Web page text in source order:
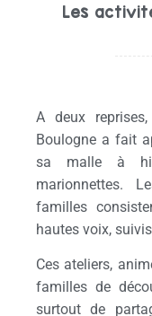
Les
A deux
Boulogne a fait
sa malle à
marionnettes.
familles
hautes voix,
Ces ateliers,
familles de
surtout de